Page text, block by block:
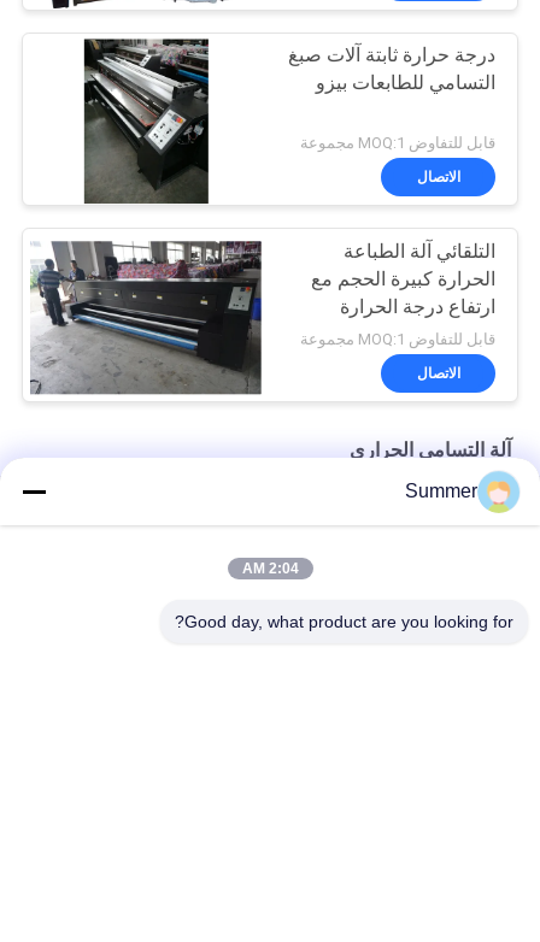
درجة حرارة ثابتة آلات صبغ
التسامي للطابعات بيزو
قابل للتفاوض MOQ:1 مجموعة
الاتصال
التلقائي آلة الطباعة
الحرارة كبيرة الحجم مع
ارتفاع درجة الحرارة
قابل للتفاوض MOQ:1 مجموعة
الاتصال
آلة التسامي الحراري
3.2m تسخين صبغ التسامي معدات تثبيت اللونSummer
2:04 AM
Good day, what product are you looking for?